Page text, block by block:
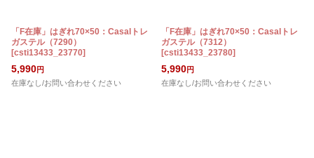
「F在庫」はぎれ70×50：Casalトレ
ガステル（7290）
[csti13433_23770]
5,990円
在庫なし/お問い合わせください
「F在庫」はぎれ70×50：Casalトレ
ガステル（7312）
[csti13433_23780]
5,990円
在庫なし/お問い合わせください